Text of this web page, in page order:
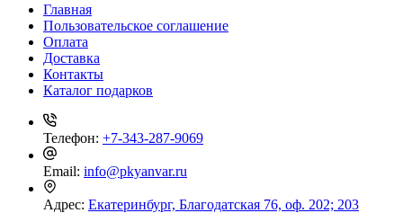
Главная
Пользовательское соглашение
Оплата
Доставка
Контакты
Каталог подарков
Телефон: +7-343-287-9069
Email: info@pkyanvar.ru
Адрес: Екатеринбург, Благодатская 76, оф. 202; 203